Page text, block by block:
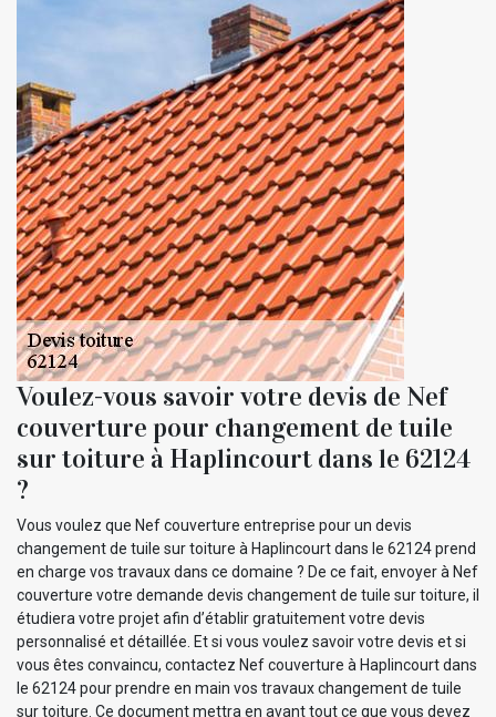
Voulez-vous savoir votre devis de Nef
couverture pour changement de tuile
sur toiture à Haplincourt dans le 62124
?
Vous voulez que Nef couverture entreprise pour un devis
changement de tuile sur toiture à Haplincourt dans le 62124 prend
en charge vos travaux dans ce domaine ? De ce fait, envoyer à Nef
couverture votre demande devis changement de tuile sur toiture, il
étudiera votre projet afin d’établir gratuitement votre devis
personnalisé et détaillée. Et si vous voulez savoir votre devis et si
vous êtes convaincu, contactez Nef couverture à Haplincourt dans
le 62124 pour prendre en main vos travaux changement de tuile
sur toiture. Ce document mettra en avant tout ce que vous devez